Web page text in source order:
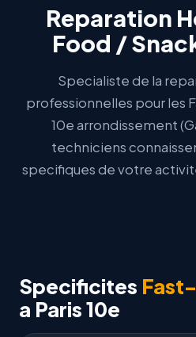
Reparation
Food /
Specialiste de la
professionnelles pour les
10e arrondissement
techniciens
specifiques de votre
Specificites
a Paris 10e